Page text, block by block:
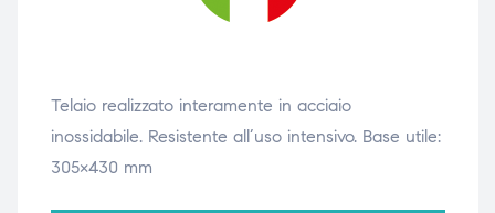
Telaio realizzato interamente in acciaio
inossidabile. Resistente all’uso intensivo. Base utile:
305×430 mm